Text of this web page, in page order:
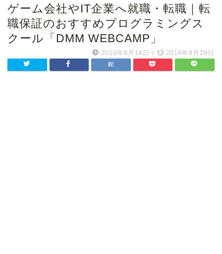
ゲーム会社やIT企業へ就職・転職｜転
職保証のおすすめプログラミングス
クール「DMM WEBCAMP」
2019年6月16日 / 2019年8月29日